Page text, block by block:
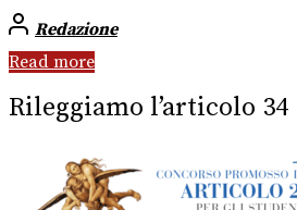
Redazione
Read more
Rileggiamo l’articolo 34